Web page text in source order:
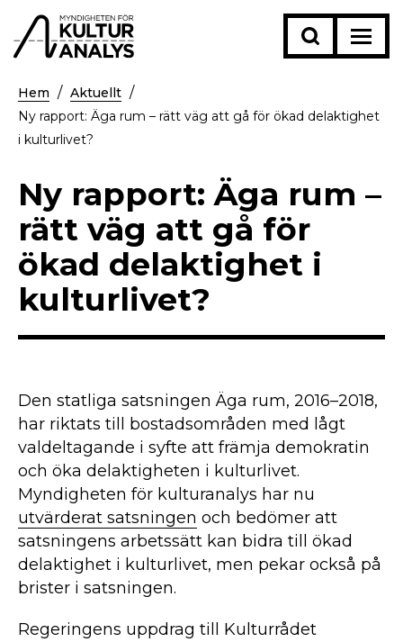
Hem
Aktuellt
Ny rapport: Äga rum – rätt väg att gå för ökad delaktighet
i kulturlivet?
Ny rapport: Äga rum –
rätt väg att gå för
ökad delaktighet i
kulturlivet?
Den statliga satsningen Äga rum, 2016–2018,
har riktats till bostadsområden med lågt
valdeltagande i syfte att främja demokratin
och öka delaktigheten i kulturlivet.
Myndigheten för kulturanalys har nu
utvärderat satsningen och bedömer att
satsningens arbetssätt kan bidra till ökad
delaktighet i kulturlivet, men pekar också på
brister i satsningen.
Regeringens uppdrag till Kulturrådet